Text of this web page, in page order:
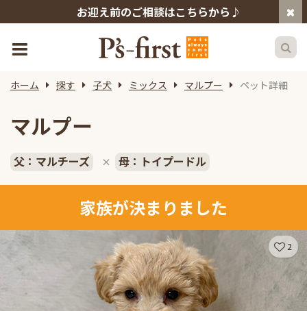
お迎え前のご相談はこちらから♪
ホーム 探す 子犬 ミックス マルプー ペット詳細
マルプー
父：マルチーズ × 母：トイプードル
家族が決まりました
2